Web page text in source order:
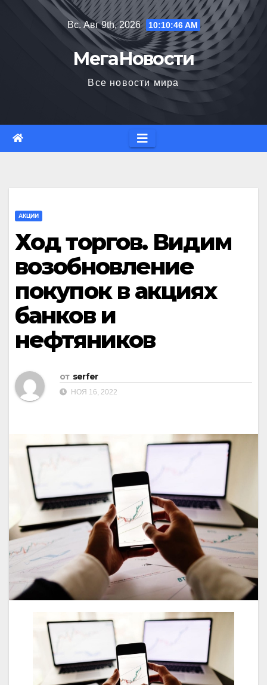
Вс. Авг 9th, 2026 10:10:47 AM
МегаНовости
Все новости мира
АКЦИИ
Ход торгов. Видим
возобновление
покупок в акциях
банков и
нефтяников
от serfer
НОЯ 16, 2022